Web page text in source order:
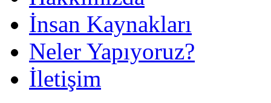
İnsan Kaynakları
Neler Yapıyoruz?
İletişim